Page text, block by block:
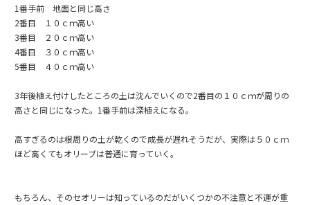
1番手前 地面と同じ高さ
2番目 １０ｃｍ高い
3番目 ２０ｃｍ高い
4番目 ３０ｃｍ高い
5番目 ４０ｃｍ高い
3年後植え付けしたところの土は沈んでいくので2番目の１０ｃｍが周りの
高さと同じになった。1番手前は深植えになる。
高すぎるのは根周りの土が乾くので成長が遅れそうだが、実際は５０ｃｍ
ほど高くてもオリーブは普通に育っていく。
もちろん、そのセオリーは知っているのだがいくつかの不注意と不運が重